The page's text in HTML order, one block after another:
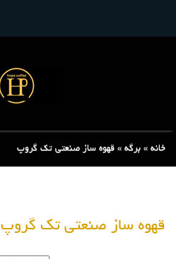
خانه » برگه » قهوه ساز صنعتی تک گروپ
قهوه ساز صنعتی تک گروپ